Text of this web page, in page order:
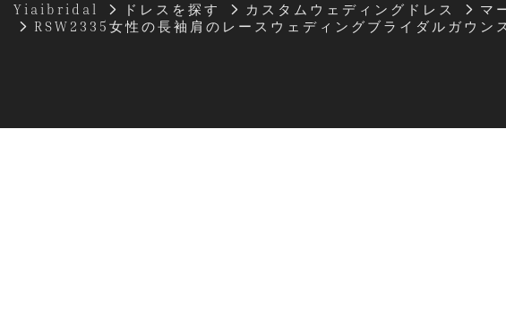
Yiaibridal ドレスを探す カスタムウェディングドレス
マ
RSW2335女性の長袖肩のレースウェディングブライダルガウ